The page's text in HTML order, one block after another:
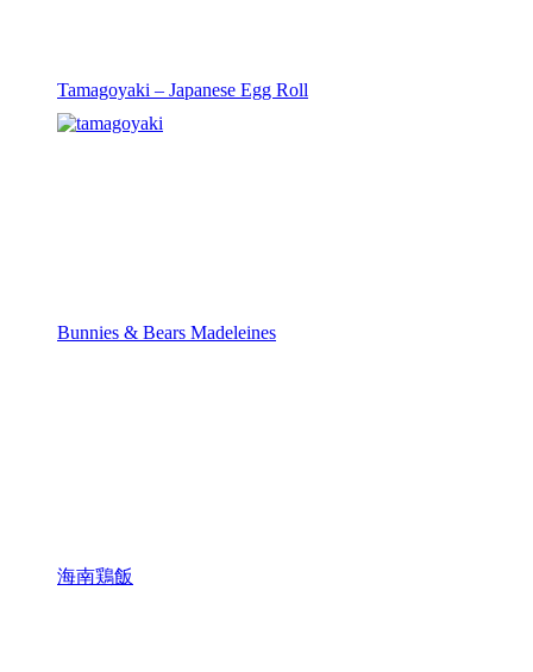
Tamagoyaki – Japanese Egg Roll
Bunnies & Bears Madeleines
海南鶏飯